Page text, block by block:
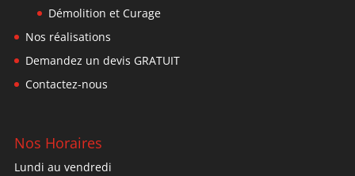
Démolition et Curage
Nos réalisations
Demandez un devis GRATUIT
Contactez-nous
Nos Horaires
Lundi au vendredi